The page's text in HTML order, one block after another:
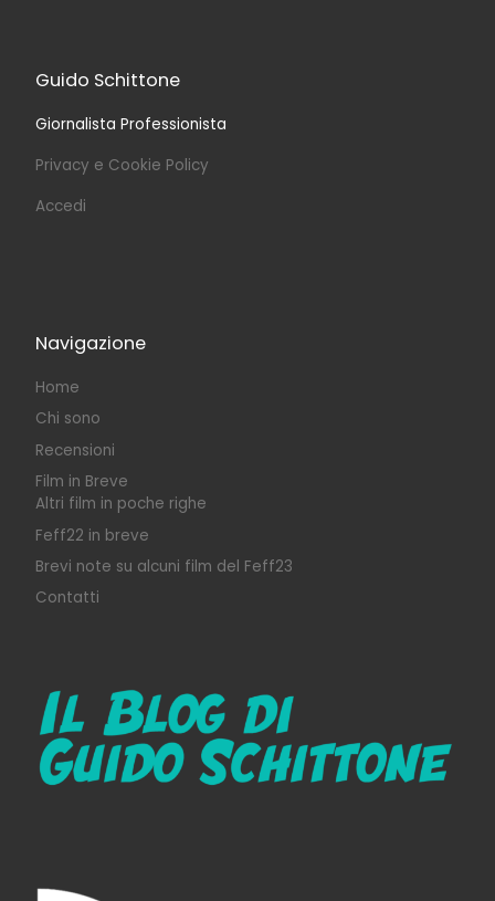
Guido Schittone
Giornalista Professionista
Privacy e Cookie Policy
Accedi
Navigazione
Home
Chi sono
Recensioni
Film in Breve
Altri film in poche righe
Feff22 in breve
Brevi note su alcuni film del Feff23
Contatti